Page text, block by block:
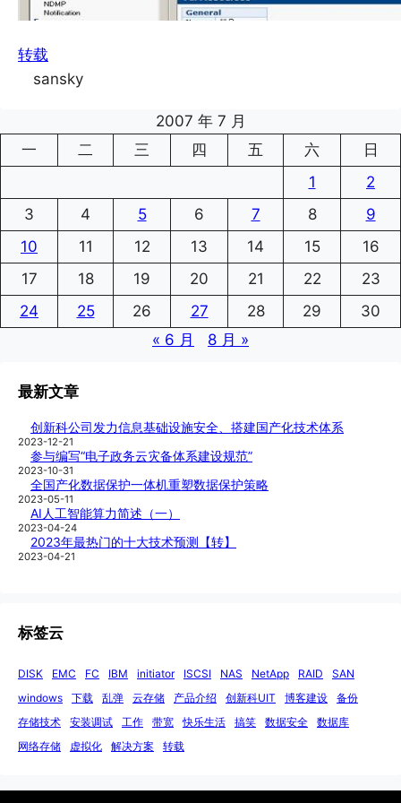
转载
sansky
2007 年 7 月
一
二 三 四 五 六
日
1
2
3
4 5 6 7 8
9
10
11 12 13 14 15
16
17
18 19 20 21 22
23
24
25 26 27 28 29
30
« 6 月
8 月 »
最新文章
创新科公司发力信息基础设施安全、搭建国产化技术体系
2023-12-21
参与编写“电子政务云灾备体系建设规范”
2023-10-31
全国产化数据保护一体机重塑数据保护策略
2023-05-11
AI人工智能算力简述（一）
2023-04-24
2023年最热门的十大技术预测【转】
2023-04-21
标签云
DISK EMC FC IBM initiator ISCSI NAS NetApp RAID
SAN
windows
下载 乱弹 云存储 产品介绍 创新科UIT 博客建设
备份
存储技术
安装调试 工作 带宽 快乐生活 搞笑 数据安全
数据库
网络存储
虚拟化 解决方案 转载